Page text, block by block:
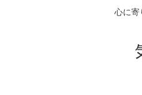
心に寄